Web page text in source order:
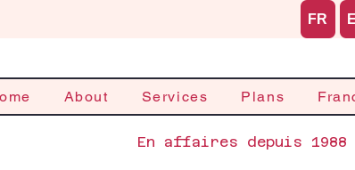
About Services Plans
En affaires depuis 1988
FR